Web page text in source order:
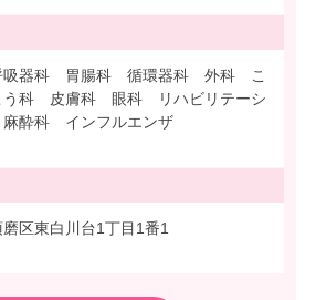
器科 胃腸科 循環器科 外科 こ
う科 皮膚科 眼科 リハビリテーシ
酔科 インフルエンザ
磨区東白川台1丁目1番1